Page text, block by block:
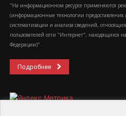
"На информационном ресурсе применяются
(информационные технологии предоставления
систематизации и анализа сведений,
пользователей сети "Интернет", находящихся
Федерации)".
Подробнее